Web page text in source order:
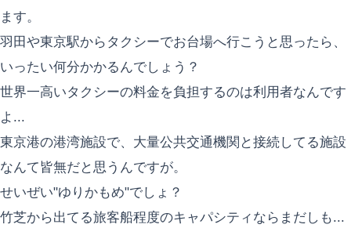
ます。
羽田や東京駅からタクシーでお台場へ行こうと思ったら、
いったい何分かかるんでしょう？
世界一高いタクシーの料金を負担するのは利用者なんです
よ...
東京港の港湾施設で、大量公共交通機関と接続してる施設
なんて皆無だと思うんですが。
せいぜい"ゆりかもめ"でしょ？
竹芝から出てる旅客船程度のキャパシティならまだしも...